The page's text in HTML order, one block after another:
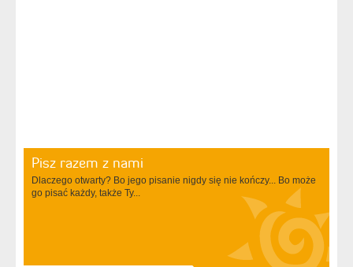
Pisz razem z nami
Dlaczego otwarty? Bo jego pisanie nigdy się nie kończy... Bo może
go pisać każdy, także Ty...